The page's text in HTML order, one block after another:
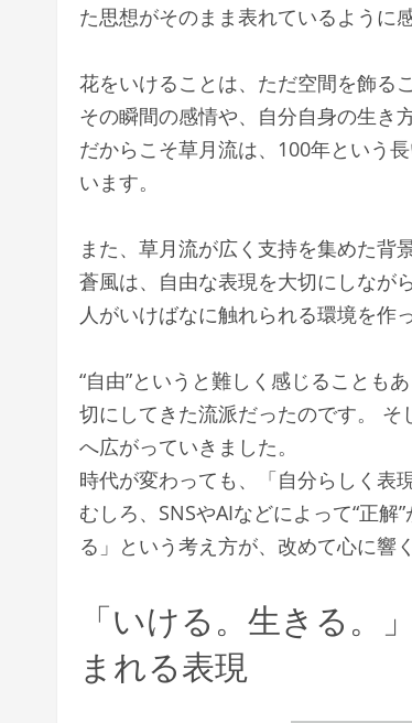
た思想がそのまま表れているように
花をいけることは、ただ空間を飾る
その瞬間の感情や、自分自身の生き
だからこそ草月流は、100年という
います。
また、草月流が広く支持を集めた背
蒼風は、自由な表現を大切にしなが
人がいけばなに触れられる環境を作
“自由”というと難しく感じることも
切にしてきた流派だったのです。
へ広がっていきました。
時代が変わっても、「自分らしく表
むしろ、SNSやAIなどによって“正
る」という考え方が、改めて心に響
「いける。生きる。
まれる表現